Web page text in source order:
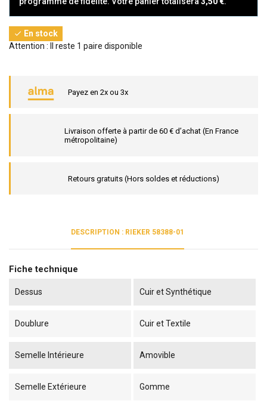
 En stock
Attention : Il reste 1 paire disponible
Payez en 2x ou 3x
Livraison offerte à partir de 60 € d’achat (En France
métropolitaine)
Retours gratuits (Hors soldes et réductions)
DESCRIPTION : RIEKER 58388-01
Fiche technique
Dessus Cuir et Synthétique
Doublure Cuir et Textile
Semelle Intérieure Amovible
Semelle Extérieure Gomme